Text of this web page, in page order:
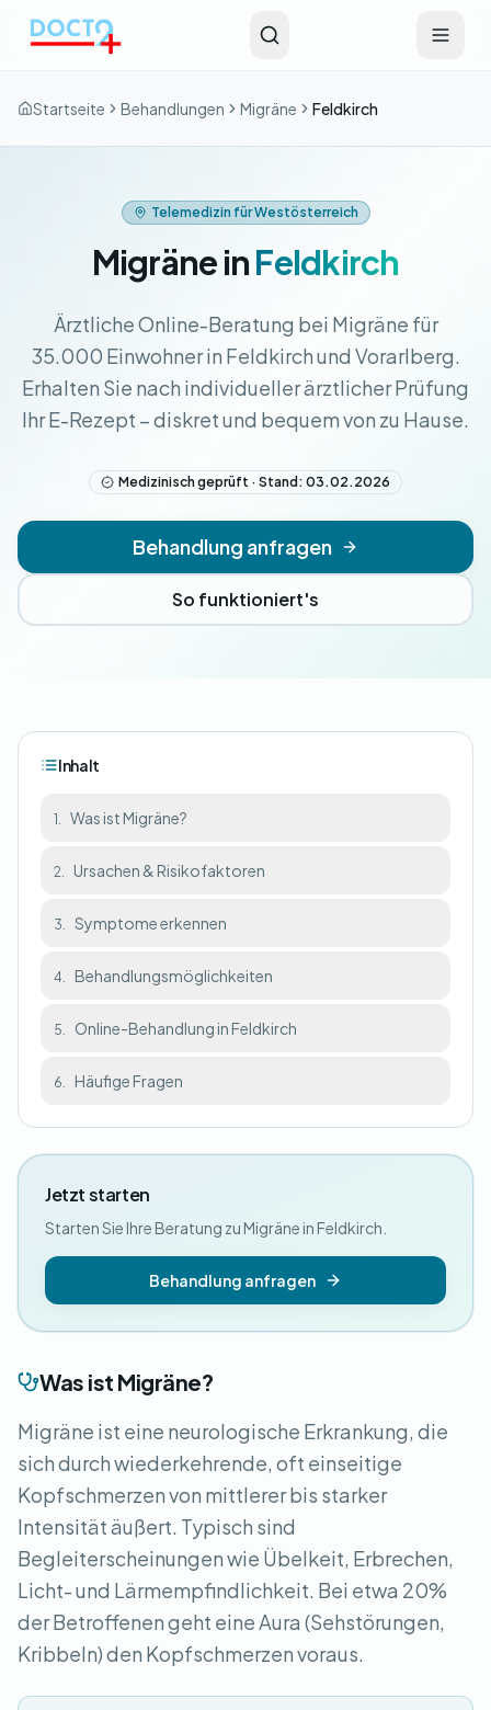
Startseite Behandlungen Migräne Feldkirch
Telemedizin für Westösterreich
Migräne inFeldkirch
Ärztliche Online-Beratung bei Migräne für
35.000 Einwohner in Feldkirch und Vorarlberg.
Erhalten Sie nach individueller ärztlicher Prüfung
Ihr E-Rezept – diskret und bequem von zu Hause.
Medizinisch geprüft · Stand: 03.02.2026
Behandlung anfragen
So funktioniert's
Was ist Migräne?
Migräne ist eine neurologische Erkrankung, die
sich durch wiederkehrende, oft einseitige
Kopfschmerzen von mittlerer bis starker
Intensität äußert. Typisch sind
Begleiterscheinungen wie Übelkeit, Erbrechen,
Licht- und Lärmempfindlichkeit. Bei etwa 20%
der Betroffenen geht eine Aura (Sehstörungen,
Kribbeln) den Kopfschmerzen voraus.
Inhalt
1. Was ist Migräne?
2. Ursachen & Risikofaktoren
3. Symptome erkennen
4. Behandlungsmöglichkeiten
5. Online-Behandlung in Feldkirch
6. Häufige Fragen
Jetzt starten
Starten Sie Ihre Beratung zu Migräne in Feldkirch.
Behandlung anfragen